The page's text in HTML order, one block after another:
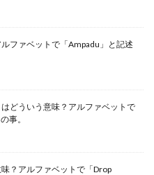
ファベットで「Ampadu」と記述
どういう意味？アルファベットで
事。
？アルファベットで「Drop